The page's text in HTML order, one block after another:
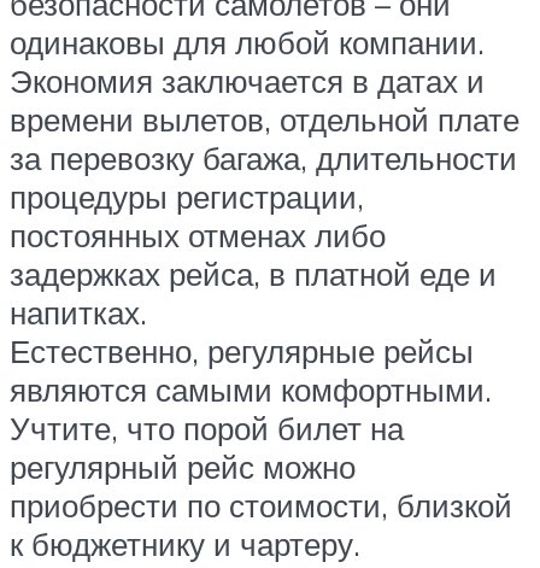
одинаковы для любой компании.
Экономия заключается в датах и
времени вылетов, отдельной плате
за перевозку багажа, длительности
процедуры регистрации,
постоянных отменах либо
задержках рейса, в платной еде и
напитках.
Естественно, регулярные рейсы
являются самыми комфортными.
Учтите, что порой билет на
регулярный рейс можно
приобрести по стоимости, близкой
к бюджетнику и чартеру.